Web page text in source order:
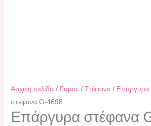
Αρχική σελίδα/ Γαμος / Στέφανα/ Επάργυρα
στέφανα G-4698
Επάργυρα στέφανα